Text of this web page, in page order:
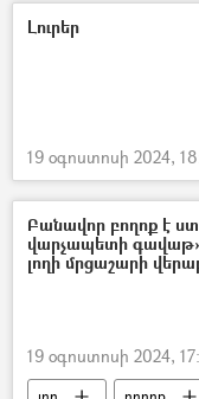
Լուրեր
19 օգոստոսի 2024,
Բանավոր բողոք է
վարչապետի
լողի մրցաշարի
19 օգոստոսի 2024,